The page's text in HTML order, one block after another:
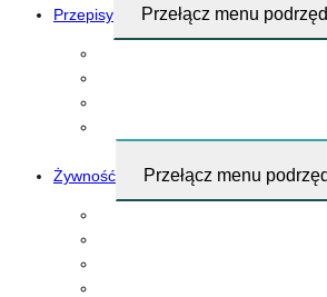
Przepisy Przełącz menu
Żywność Przełącz menu